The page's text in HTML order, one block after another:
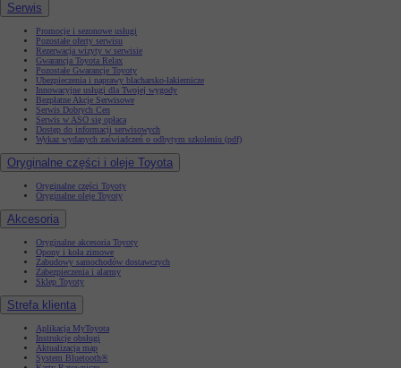
Serwis
Promocje i sezonowe usługi
Pozostałe oferty serwisu
Rezerwacja wizyty w serwisie
Gwarancja Toyota Relax
Pozostałe Gwarancje Toyoty
Ubezpieczenia i naprawy blacharsko-lakiernicze
Innowacyjne usługi dla Twojej wygody
Bezpłatne Akcje Serwisowe
Serwis Dobrych Cen
Serwis w ASO się opłaca
Dostęp do informacji serwisowych
Wykaz wydanych zaświadczeń o odbytym szkoleniu (pdf)
Oryginalne części i oleje Toyota
Oryginalne części Toyoty
Oryginalne oleje Toyoty
Akcesoria
Oryginalne akcesoria Toyoty
Opony i koła zimowe
Zabudowy samochodów dostawczych
Zabezpieczenia i alarmy
Sklep Toyoty
Strefa klienta
Aplikacja MyToyota
Instrukcje obsługi
Aktualizacja map
System Bluetooth®